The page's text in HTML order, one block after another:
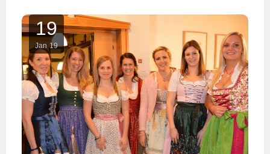
19
Jan 19